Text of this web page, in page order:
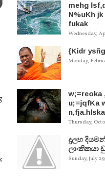
mehg
N%uKh
fukak
Wednesday,
{Kidr
Monday,
w;=reoka
u;=jqfKa
Thursday,
දුලභ
ලාංකිකයා
Sunday, July